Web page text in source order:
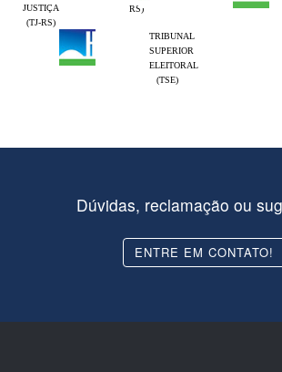
RS)
JUSTIÇA
(TJ-RS)
TRIBUNAL
SUPERIOR
ELEITORAL
(TSE)
Dúvidas, reclamação ou
ENTRE EM CONTATO!